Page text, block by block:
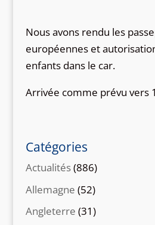
Nous avons rendu les
européennes et
enfants dans le car.
Arrivée comme prévu vers
Catégories
Actualités(886)
Allemagne (52)
Angleterre (31)